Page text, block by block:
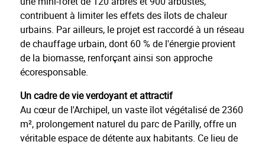
contribuent à limiter les effets des îlots de chaleur
urbains. Par ailleurs, le projet est raccordé à un réseau
de chauffage urbain, dont 60 % de l'énergie provient
de la biomasse, renforçant ainsi son approche
écoresponsable.
Un cadre de vie verdoyant et attractif
Au cœur de l'Archipel, un vaste îlot végétalisé de 2360
m², prolongement naturel du parc de Parilly, offre un
véritable espace de détente aux habitants. Ce lieu de